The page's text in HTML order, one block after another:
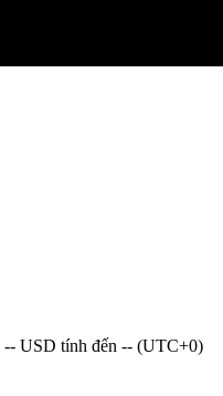
-- USD tính đến -- (UTC+0)